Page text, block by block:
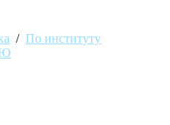
/По институту